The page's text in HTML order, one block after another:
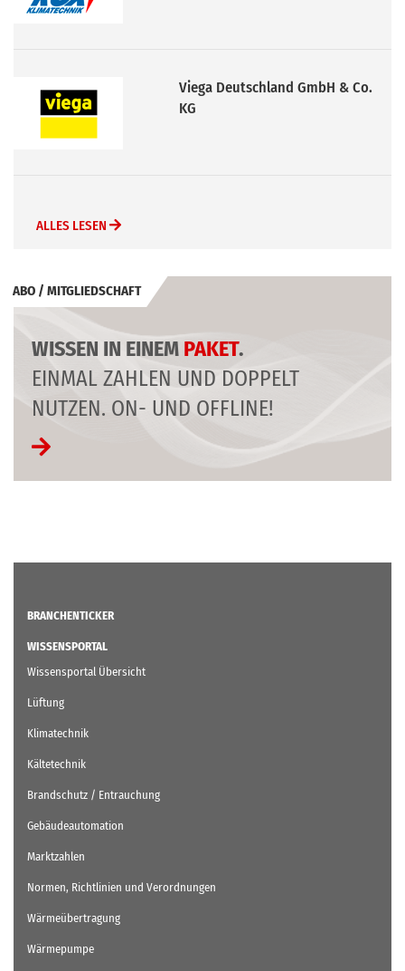
MTA Deutschland GmbH
ALLES LESEN
ABO / MITGLIEDSCHAFT
WISSEN IN EINEM PAKET.
EINMAL ZAHLEN UND DOPPELT
NUTZEN. ON- UND OFFLINE!
BRANCHENTICKER
WISSENSPORTAL
Wissensportal Übersicht
Lüftung
Klimatechnik
Kältetechnik
Brandschutz / Entrauchung
Gebäudeautomation
Marktzahlen
Normen, Richtlinien und Verordnungen
Wärmeübertragung
Wärmepumpe